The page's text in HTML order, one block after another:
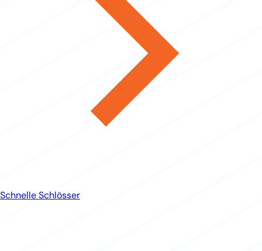
Schnelle Schlösser